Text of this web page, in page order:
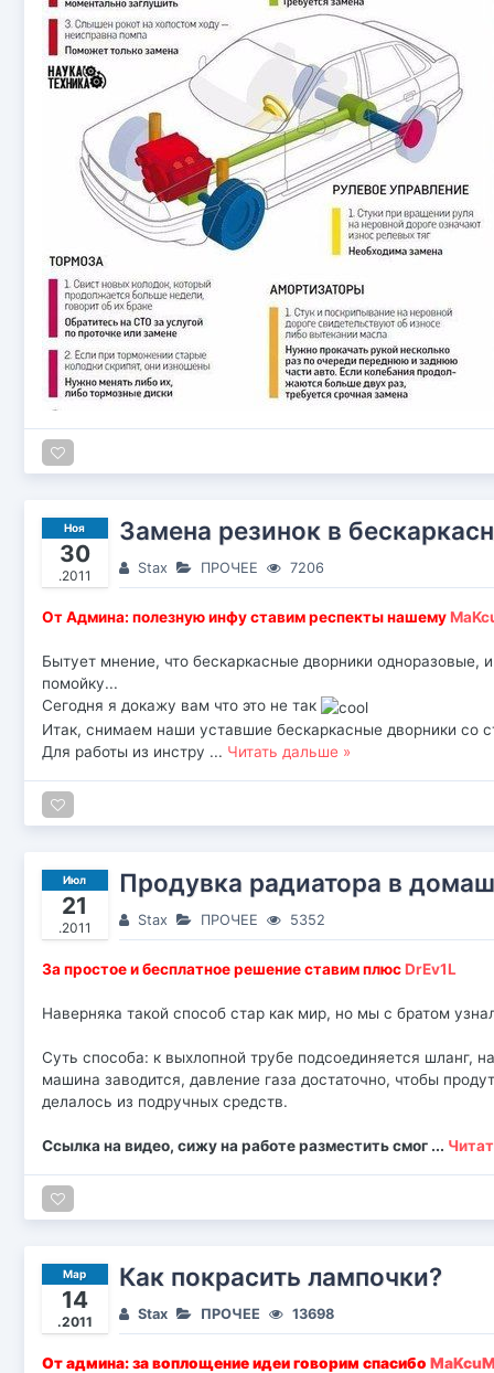
Ноя
30
.2011
Замена резинок в
Stax ПРОЧЕЕ 7206
От Админа: полезную инфу ставим респекты нашему
Бытует мнение, что бескаркасные дворники одноразовые,
помойку...
Сегодня я докажу вам что это не так
Итак, снимаем наши уставшие бескаркасные дворники со
Для работы из инстру ... Читать дальше »
Июл
21
.2011
Продувка радиатора в
Stax ПРОЧЕЕ 5352
За простое и бесплатное решение ставим плюсDrEv1L
Наверняка такой способ стар как мир, но мы с братом
Суть способа: к выхлопной трубе подсоединяется шланг,
машина заводится, давление газа достаточно, чтобы
делалось из подручных средств.
Ссылка на видео, сижу на работе разместить смог ...
Мар
14
.2011
Как покрасить лампочки?
Stax ПРОЧЕЕ 13698
От админа: за воплощение идеи говорим спасибо